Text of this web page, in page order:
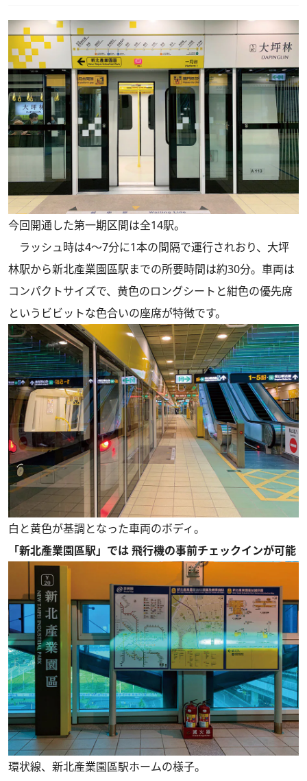
今回開通した第一期区間は全14駅。
ラッシュ時は4～7分に1本の間隔で運行されおり、大坪
林駅から新北產業園區駅までの所要時間は約30分。車両は
コンパクトサイズで、黄色のロングシートと紺色の優先席
というビビットな色合いの座席が特徴です。
白と黄色が基調となった車両のボディ。
「新北產業園區駅」では 飛行機の事前チェックインが可能
環状線、新北產業園區駅ホームの様子。